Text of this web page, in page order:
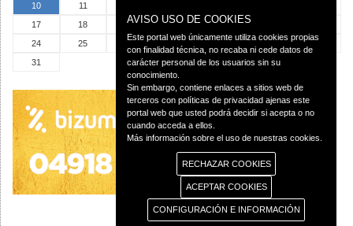
10
11
17
18 19 20 21
24
25 26 27 28 29
30
31
AVISO USO DE COOKIES
Este portal web únicamente utiliza cookies propias
con finalidad técnica, no recaba ni cede datos de
carácter personal de los usuarios sin su
conocimiento.
Sin embargo, contiene enlaces a sitios web de
terceros con políticas de privacidad ajenas este
portal web que usted podrá decidir si acepta o no
cuando acceda a ellos.
Más información sobre el uso de nuestras cookies.
RECHAZAR COOKIES
ACEPTAR COOKIES
CONFIGURACIÓN E INFORMACIÓN